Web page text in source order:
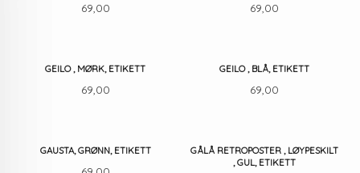
Pris
69,00 Pris
69,00
GEILO , MØRK, ETIKETT
Pris
69,00
GEILO , BLÅ, ETIKETT
Pris
69,00
GAUSTA, GRØNN, ETIKETT
Pris
GÅLÅ RETROPOSTER , LØYPESKILT
, GUL, ETIKETT